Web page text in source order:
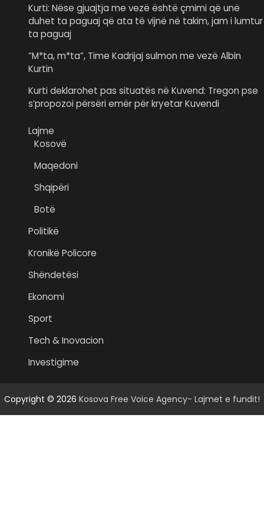
Kurti: Nëse gjuajtja me vezë është çmimi që unë
duhet ta paguaj që ata të vijnë në takim, jam i lumtur
ta paguaj
“M*ta, m*ta”, Time Kadrijaj sulmon me vezë Albin
Kurtin
Kurti deklarohet pas situatës në Kuvend: Tregon pse
s’propozoi përsëri emër për kryetar Kuvendi
Lajme
Kosovë
Maqedoni
Shqipëri
Botë
Politikë
Kronikë Policore
Shëndetësi
Ekonomi
Sport
Tech & Inovacion
Investigime